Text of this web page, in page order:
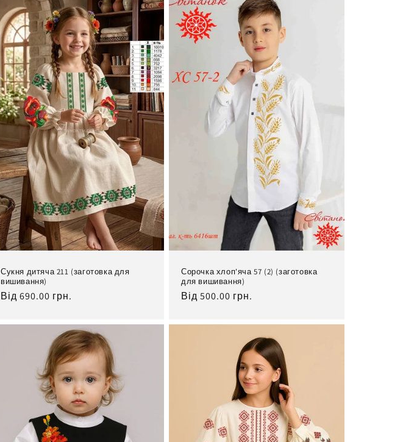
Сукня дитяча 211 (заготовка для
вишивання)
Нормальна
Від 690.00 грн.
Сорочка хлоп'яча 57 (2) (заготовка
для вишивання)
Нормальна
Від 500.00 грн.